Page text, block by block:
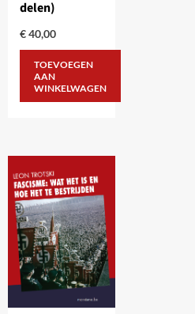
delen)
€40,00
TOEVOEGEN
AAN
WINKELWAGEN